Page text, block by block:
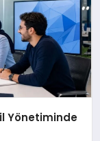
Yönetiminde